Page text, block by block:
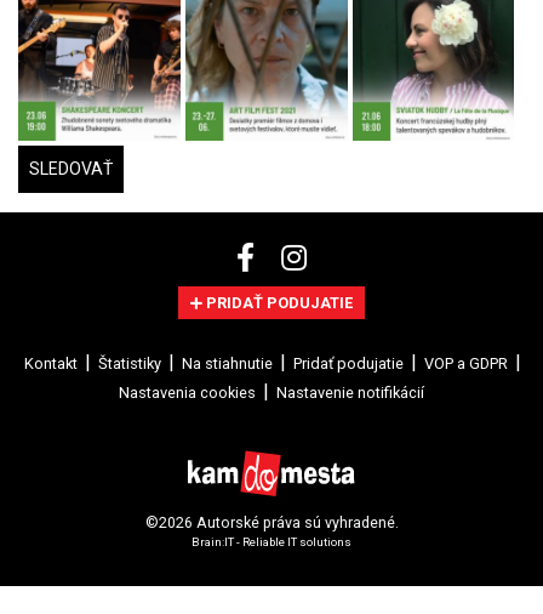
SLEDOVAŤ
PRIDAŤ PODUJATIE
Kontakt Štatistiky Na stiahnutie Pridať podujatie
VOP a GDPR
Nastavenia cookies
Nastavenie notifikácií
©2026 Autorské práva sú vyhradené.
Brain:IT - Reliable IT solutions